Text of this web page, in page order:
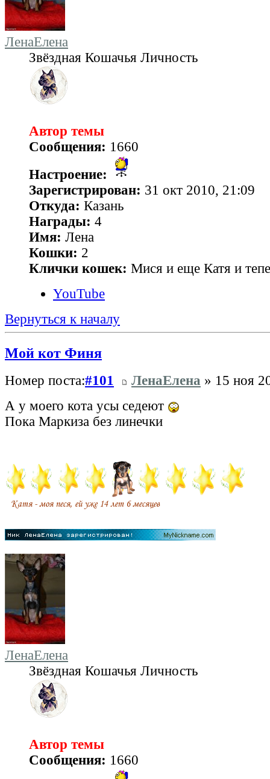
ЛенаЕлена
Звёздная Кошачья Личность
Автор темы
Сообщения: 1660
Настроение:
Зарегистрирован: 31 окт 2010, 21:09
Откуда: Казань
Награды: 4
Имя: Лена
Кошки: 2
Клички кошек: Мися и еще Катя и
YouTube
Вернуться к началу
Мой кот Финя
Номер поста:#101 ЛенаЕлена » 15 ноя
А у моего кота усы седеют
Пока Маркиза без линечки
ЛенаЕлена
Звёздная Кошачья Личность
Автор темы
Сообщения: 1660